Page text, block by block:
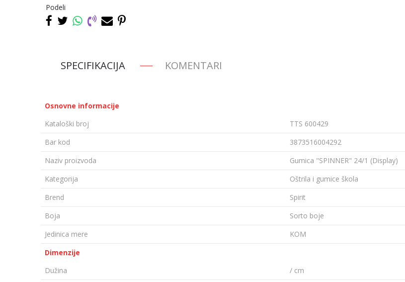
Podeli
SPECIFIKACIJA KOMENTARI
Osnovne informacije
Kataloški broj
TTS 600429
Bar kod
3873516004292
Naziv proizvoda
Gumica "SPINNER" 24/1 (Display)
Kategorija
Oštrila i gumice škola
Brend
Spirit
Boja
Sorto boje
Jedinica mere
KOM
Dimenzije
Dužina
/ cm